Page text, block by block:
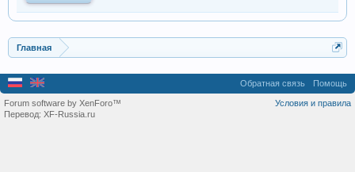
Главная
Обратная связь Помощь
Условия и правила
Forum software by XenForo™
Перевод: XF-Russia.ru